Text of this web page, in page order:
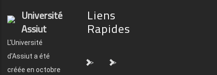
Université
Assiut
L'Université
d'Assiut a été
créée en octobre
Liens
Rapides
"> ">